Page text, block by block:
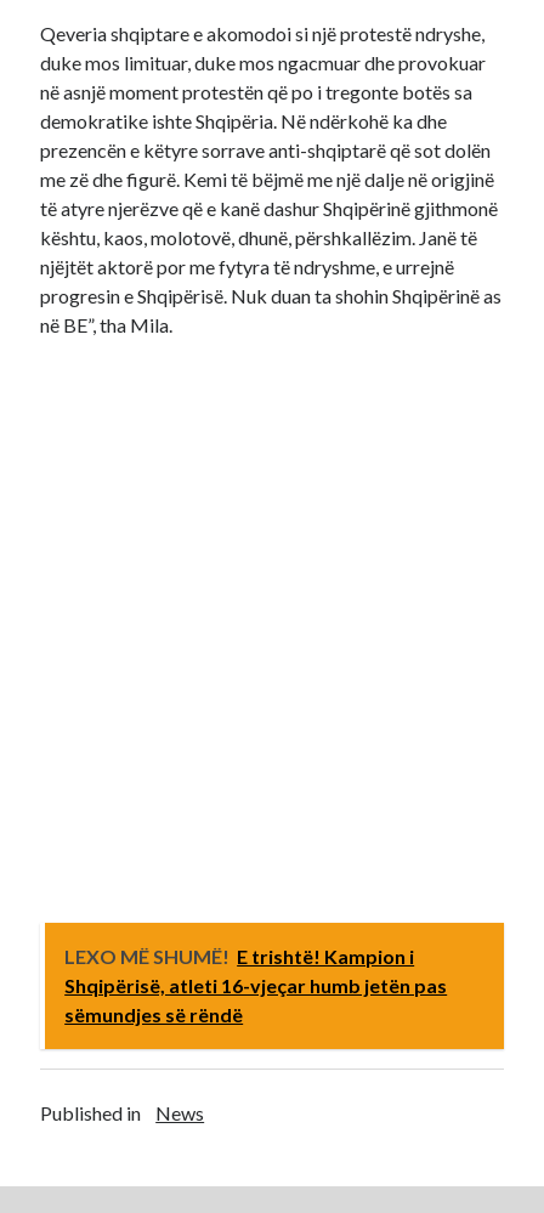
Qeveria shqiptare e akomodoi si një protestë ndryshe,
duke mos limituar, duke mos ngacmuar dhe provokuar
në asnjë moment protestën që po i tregonte botës sa
demokratike ishte Shqipëria. Në ndërkohë ka dhe
prezencën e këtyre sorrave anti-shqiptarë që sot dolën
me zë dhe figurë. Kemi të bëjmë me një dalje në origjinë
të atyre njerëzve që e kanë dashur Shqipërinë gjithmonë
kështu, kaos, molotovë, dhunë, përshkallëzim. Janë të
njëjtët aktorë por me fytyra të ndryshme, e urrejnë
progresin e Shqipërisë. Nuk duan ta shohin Shqipërinë as
në BE”, tha Mila.
LEXO MË SHUMË! E trishtë! Kampion i
Shqipërisë, atleti 16-vjeçar humb jetën pas
sëmundjes së rëndë
Published in News